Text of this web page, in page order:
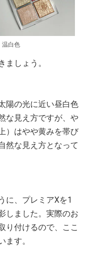
温白色
ましょう。
陽の光に近い昼白色
な見え方ですが、や
）はやや黄みを帯び
然な見え方となって
に、プレミアXを1
しました。実際のお
り付けるので、ここ
ます。